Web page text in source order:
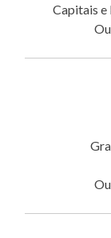
Capitais